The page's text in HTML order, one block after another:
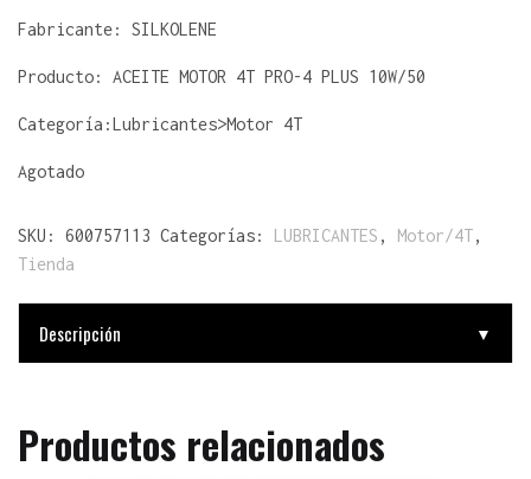
Fabricante: SILKOLENE
Producto: ACEITE MOTOR 4T PRO-4 PLUS 10W/50
Categoría:Lubricantes>Motor 4T
Agotado
SKU: 600757113 Categorías: LUBRICANTES , Motor/4T,
Tienda
Descripción ▼
Productos relacionados